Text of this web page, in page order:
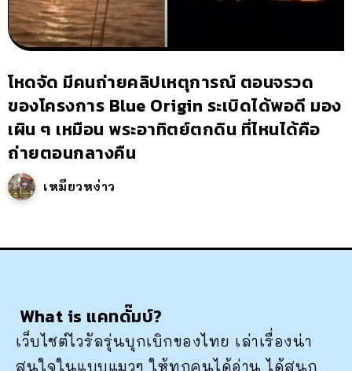
โหดจัด มีคนถ่ายคลิปเหตุการณ์ ตอนจรวด
ของโครงการ Blue Origin ระเบิดได้พอดี มอง
เผิน ๆ เหมือน พระอาทิตย์ตกดิน ที่ไหนได้คือ
ถ่ายตอนกลางคืน
เหมียวหง่าว
What is แคทดั๊มบ์?
เว็บไซต์ไวรัลรุ่นบุกเบิกของไทย เล่าเรื่องน่า
สนใจในแบบแมวๆ ให้ทุกคนได้อ่าน ได้สนุก